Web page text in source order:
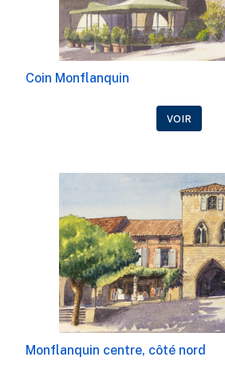
Coin Monflanquin
VOIR
Monflanquin centre, côté nord